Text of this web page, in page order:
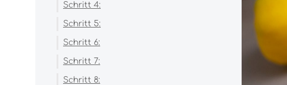
Schritt 4:
Schritt 5:
Schritt 6:
Schritt 7:
Schritt 8: